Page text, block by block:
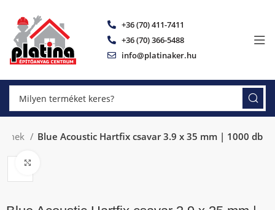
+36 (70) 411-7411
+36 (70) 366-5488
info@platinaker.hu
Blue Acoustic Hartfix csavar 3.9 x 35 mm | 1000 db